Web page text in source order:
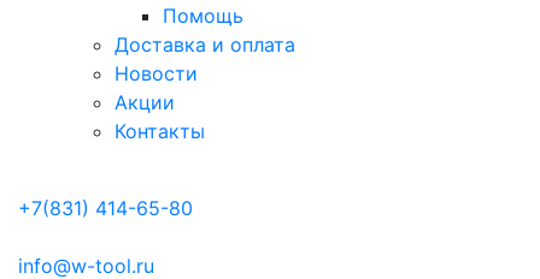
Помощь
Доставка и оплата
Новости
Акции
Контакты
+7(831) 414-65-80
info@w-tool.ru